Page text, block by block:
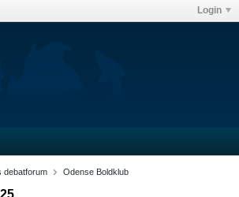
Login
debatforum Odense Boldklub